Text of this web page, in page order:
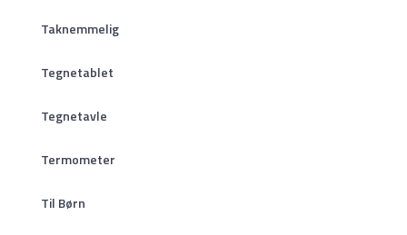
Taknemmelig
Tegnetablet
Tegnetavle
Termometer
Til Børn